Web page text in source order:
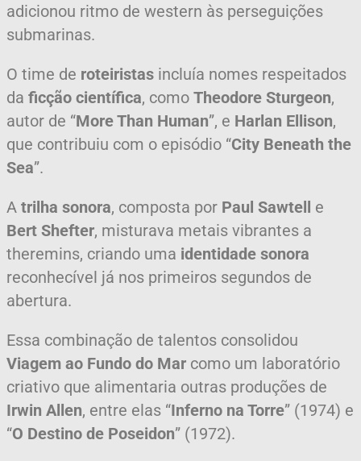
adicionou ritmo de western às perseguições
submarinas.
O time de roteiristas incluía nomes respeitados
da ficção científica, como Theodore Sturgeon,
autor de “More Than Human”, e Harlan Ellison,
que contribuiu com o episódio “City Beneath the
Sea”.
A trilha sonora, composta por Paul Sawtell e
Bert Shefter, misturava metais vibrantes a
theremins, criando uma identidade sonora
reconhecível já nos primeiros segundos de
abertura.
Essa combinação de talentos consolidou
Viagem ao Fundo do Mar como um laboratório
criativo que alimentaria outras produções de
Irwin Allen, entre elas “Inferno na Torre” (1974) e
“O Destino de Poseidon” (1972).